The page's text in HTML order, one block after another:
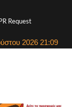
Request
2026 21:09